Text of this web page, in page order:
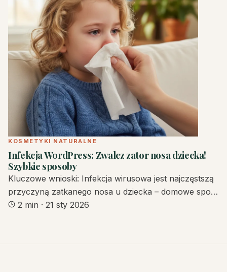
KOSMETYKI NATURALNE
Infekcja WordPress: Zwalcz zator nosa dziecka!
Szybkie sposoby
Kluczowe wnioski: Infekcja wirusowa jest najczęstszą
przyczyną zatkanego nosa u dziecka – domowe spo…
2 min · 21 sty 2026